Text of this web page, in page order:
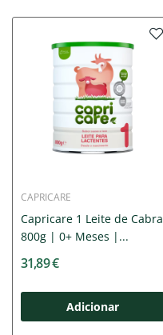
CAPRICARE
Capricare 1 Leite de Cabra
800g | 0+ Meses |...
31,89 €
Adicionar